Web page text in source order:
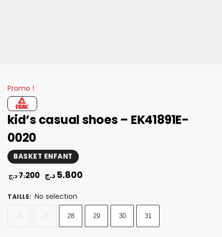
Promo !
kid’s casual shoes – EK41891E-
0020
BASKET ENFANT
7.200د.ج 5.800 د.ج
TAILLE: No selection
28 29 30 31